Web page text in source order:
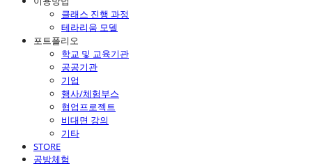
클래스 진행 과정
테라리움 모델
포트폴리오
학교 및 교육기관
공공기관
기업
행사/체험부스
협업프로젝트
비대면 강의
기타
STORE
공방체험